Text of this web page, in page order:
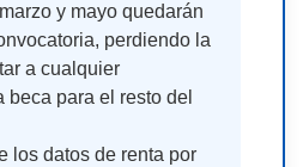
y mayo quedarán
perdiendo la
a cualquier
beca para el resto del
los datos de renta por